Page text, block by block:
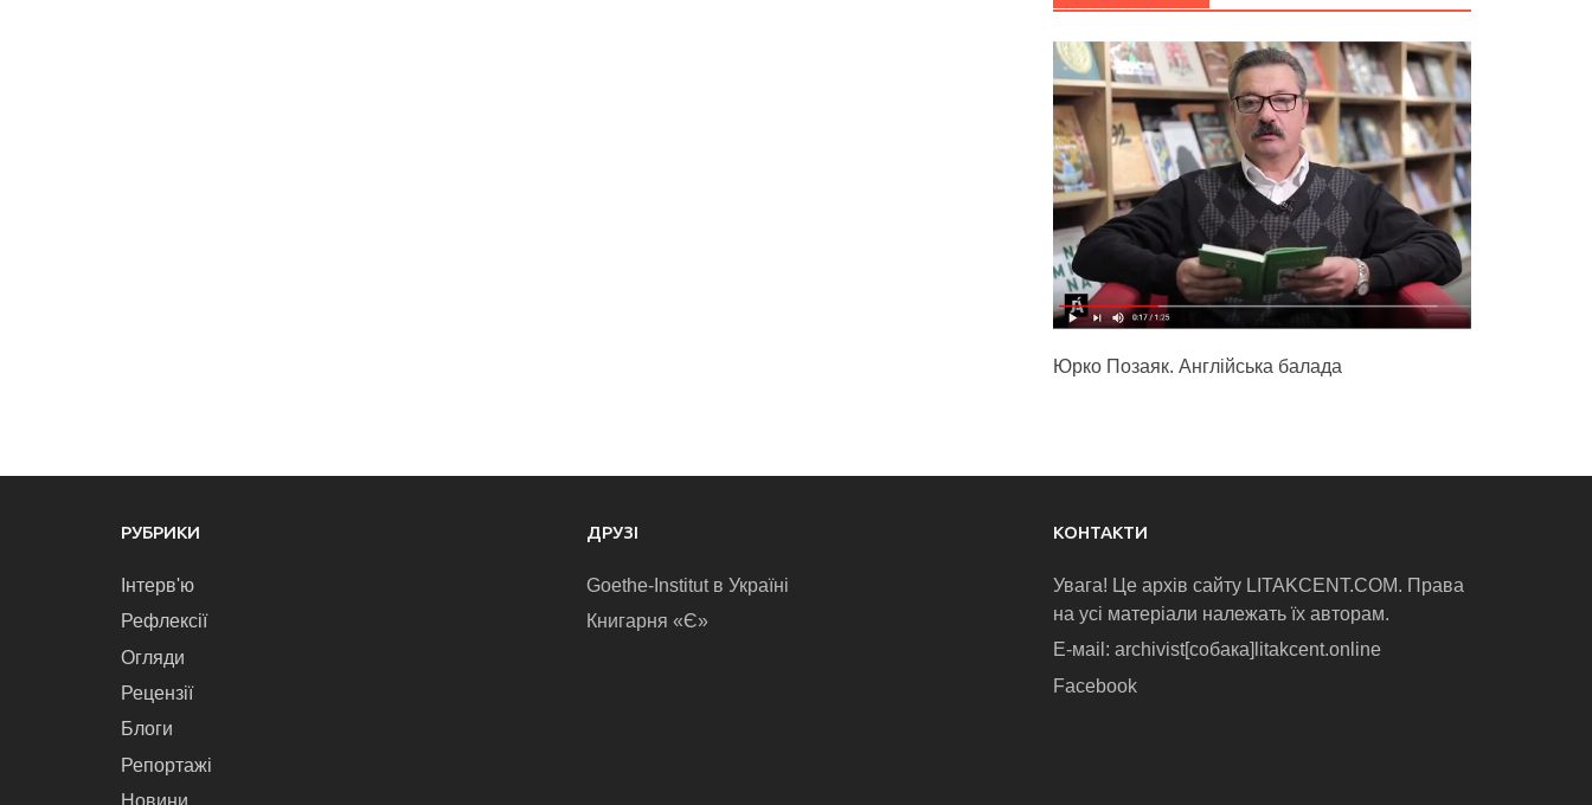
Юрко Позаяк. Англійська балада
РУБРИКИ
Інтерв'ю
Рефлексії
Огляди
Рецензії
Блоги
Репортажі
Новини
ДРУЗІ
Goethe-Institut в Україні
Книгарня «Є»
КОНТАКТИ
Увага! Це архів сайту LITAKCENT.COM. Права
на усі матеріали належать їх авторам.
E-маіl: archivist[собака]litakcent.online
Facebook